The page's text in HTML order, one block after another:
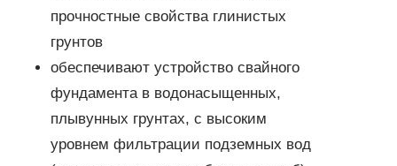
прочностные свойства глинистых
грунтов
обеспечивают устройство свайного
фундамента в водонасыщенных,
плывунных грунтах, с высоким
уровнем фильтрации подземных вод